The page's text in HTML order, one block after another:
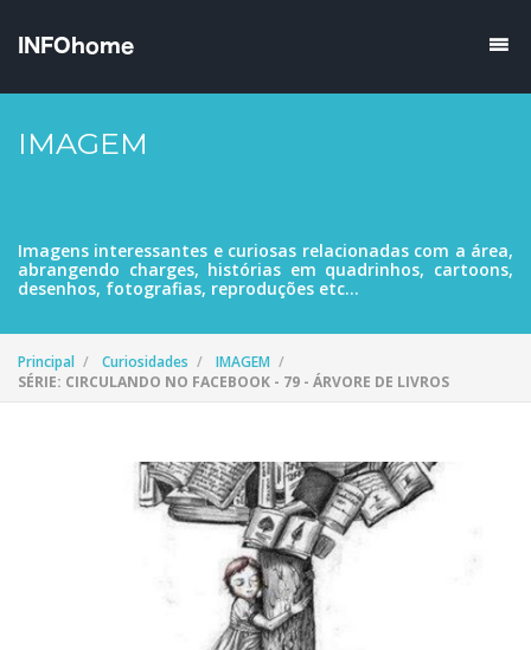
IMAGEM
Imagens interessantes e curiosas relacionadas com a área,
abrangendo charges, histórias em quadrinhos, cartoons,
desenhos, fotografias, reproduções etc...
Principal Curiosidades
IMAGEM
SÉRIE: CIRCULANDO NO FACEBOOK - 79 - ÁRVORE DE LIVROS